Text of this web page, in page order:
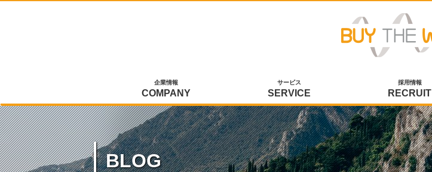
企業情報
COMPANY
サービス
SERVICE
採用情報
RECRUIT
BLOG